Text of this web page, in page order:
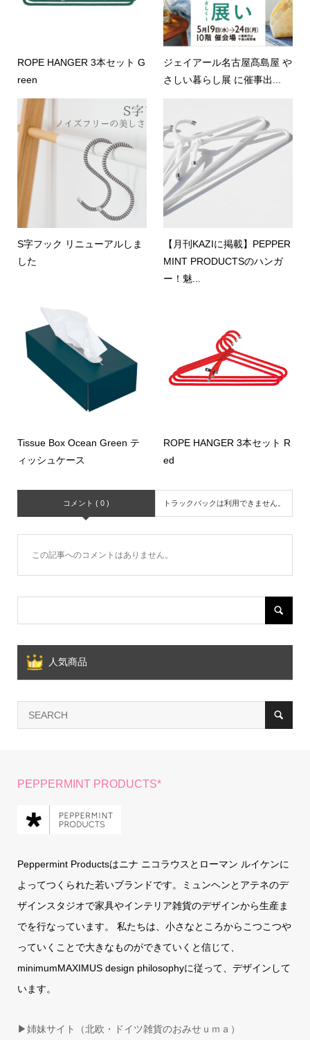
ROPE HANGER 3本セット G
reen
ジェイアール名古屋髙島屋 や
さしい暮らし展 に催事出...
S字フック リニューアルしま
した
【月刊KAZIに掲載】PEPPER
MINT PRODUCTSのハンガ
ー！魅...
Tissue Box Ocean Green テ
ィッシュケース
ROPE HANGER 3本セット R
ed
コメント ( 0 ) トラックバックは利用できません。
この記事へのコメントはありません。
人気商品
PEPPERMINT PRODUCTS*
Peppermint Productsはニナ ニコラウスとローマン ルイケンに
よってつくられた若いブランドです。ミュンヘンとアテネのデ
ザインスタジオで家具やインテリア雑貨のデザインから生産ま
でを行なっています。 私たちは、小さなところからこつこつや
っていくことで大きなものができていくと信じて、
minimumMAXIMUS design philosophyに従って、デザインして
います。
▶姉妹サイト（北欧・ドイツ雑貨のおみせｕｍａ）